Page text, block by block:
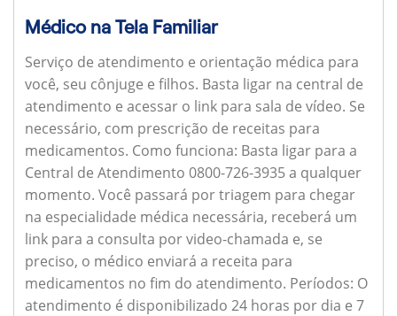
Médico na Tela Familiar
Serviço de atendimento e orientação médica para
você, seu cônjuge e filhos. Basta ligar na central de
atendimento e acessar o link para sala de vídeo. Se
necessário, com prescrição de receitas para
medicamentos. Como funciona: Basta ligar para a
Central de Atendimento 0800-726-3935 a qualquer
momento. Você passará por triagem para chegar
na especialidade médica necessária, receberá um
link para a consulta por video-chamada e, se
preciso, o médico enviará a receita para
medicamentos no fim do atendimento. Períodos: O
atendimento é disponibilizado 24 horas por dia e 7